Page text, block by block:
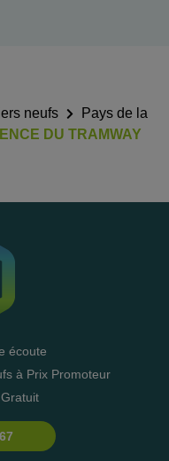
neufs
Pays de la
DU TRAMWAY
écoute
à Prix Promoteur